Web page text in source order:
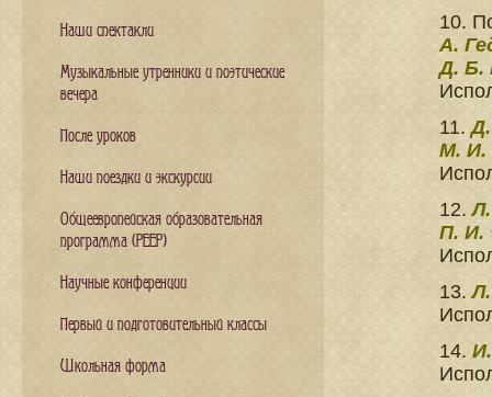
10.
А.
Д. Б.
11.
М. И.
12.
П. И.
13.
14.
Наши спектакли
Музыкальные утренники и поэтические
вечера
После уроков
Наши поездки и экскурсии
Общеевропейская образовательная
программа (PEEP)
Научные конференции
Первый и подготовительный классы
Школьная форма